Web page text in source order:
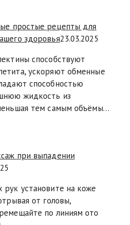
простые рецепты для
здоровья23.03.2025
способствуют
ускоряют обменные
способностью
жидкость из
тем самым объёмы…
при выпадении
рук установите на коже
от головы,
по линиям ото